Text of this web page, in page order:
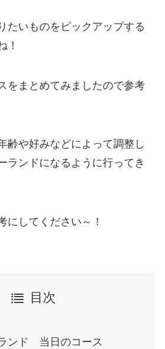
たいものをピックアップする
！
をまとめてみましたので参考
齢や好みなどによって調整し
ランドになるように行ってき
にしてください～！
目次
ンド 当日のコース